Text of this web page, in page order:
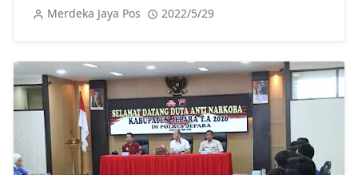
Merdeka Jaya Pos 2022/5/29